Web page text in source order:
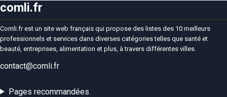
comli.fr
Comli.fr est un site web français qui propose des listes des 10 meilleurs
professionnels et services dans diverses catégories telles que santé et
beauté, entreprises, alimentation et plus, à travers différentes villes.
contact@comli.fr
Pages recommandées